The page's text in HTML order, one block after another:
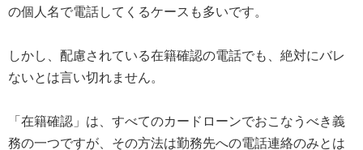
の個人名で電話してくるケースも多いです。
しかし、配慮されている在籍確認の電話でも、絶対にバレ
ないとは言い切れません。
「在籍確認」は、すべてのカードローンでおこなうべき義
務の一つですが、その方法は勤務先への電話連絡のみとは